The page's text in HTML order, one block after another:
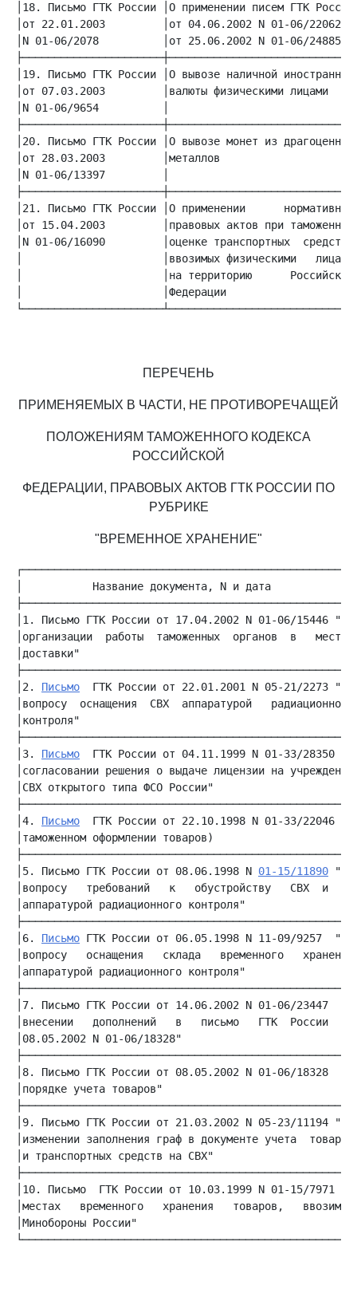
│18. Письмо ГТК России │О применении писем ГТК
│от 22.01.2003         │от 04.06.2002 N 01-06/
│N 01-06/2078          │от 25.06.2002 N 01-06/
│19. Письмо ГТК России │О вывозе наличной
│от 07.03.2003         │валюты физическими
│N 01-06/9654          │
│20. Письмо ГТК России │О вывозе монет из
│от 28.03.2003         │металлов
│N 01-06/13397         │
│21. Письмо ГТК России │О применении
│от 15.04.2003         │правовых актов при
│N 01-06/16090         │оценке транспортных
│                      │ввозимых физическими
│                      │на территорию
│                      │Федерации
ПЕРЕЧЕНЬ
ПРИМЕНЯЕМЫХ В ЧАСТИ, НЕ ПРОТИВОРЕЧАЩЕЙ
ПОЛОЖЕНИЯМ ТАМОЖЕННОГО КОДЕКСА
РОССИЙСКОЙ
ФЕДЕРАЦИИ, ПРАВОВЫХ АКТОВ ГТК РОССИИ ПО
РУБРИКЕ
"ВРЕМЕННОЕ ХРАНЕНИЕ"
│           Название документа, N и дата
│1. Письмо ГТК России от 17.04.2002 N 01-06/15446
│организации  работы  таможенных  органов  в
│доставки"
│2. Письмо
ГТК России от 22.01.2001 N 05-21/2273
│вопросу  оснащения  СВХ  аппаратурой
│контроля"
│3. Письмо
ГТК России от 04.11.1999 N 01-33/28350
│согласовании решения о выдаче лицензии на
│СВХ открытого типа ФСО России"
│4. Письмо
ГТК России от 22.10.1998 N 01-33/22046
│таможенном оформлении товаров)
│5. Письмо ГТК России от 08.06.1998 N 01-15/11890
│вопросу   требований   к   обустройству   СВХ  и
│аппаратурой радиационного контроля"
│6. Письмо ГТК России от 06.05.1998 N 11-09/9257
│вопросу   оснащения   склада   временного
│аппаратурой радиационного контроля"
│7. Письмо ГТК России от 14.06.2002 N 01-06/23447
│внесении   дополнений   в   письмо   ГТК
│08.05.2002 N 01-06/18328"
│8. Письмо ГТК России от 08.05.2002 N 01-06/18328
│порядке учета товаров"
│9. Письмо ГТК России от 21.03.2002 N 05-23/11194
│изменении заполнения граф в документе учета
│и транспортных средств на СВХ"
│10. Письмо  ГТК России от 10.03.1999 N 01-15/7971
│местах   временного   хранения   товаров,
│Минобороны России"